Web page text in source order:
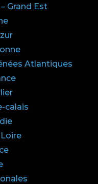
Grand Est
Atlantiques
calais